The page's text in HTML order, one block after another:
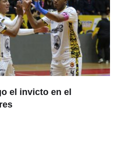
el invicto en el